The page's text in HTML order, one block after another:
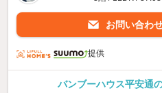
お問い合わ
提供
バンブーハウス平安通